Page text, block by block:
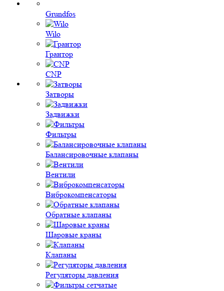
Grundfos
Wilo
Грантор
CNP
Затворы
Задвижки
Фильтры
Балансировочные клапаны
Вентили
Виброкомпенсаторы
Обратные клапаны
Шаровые краны
Клапаны
Регуляторы давления